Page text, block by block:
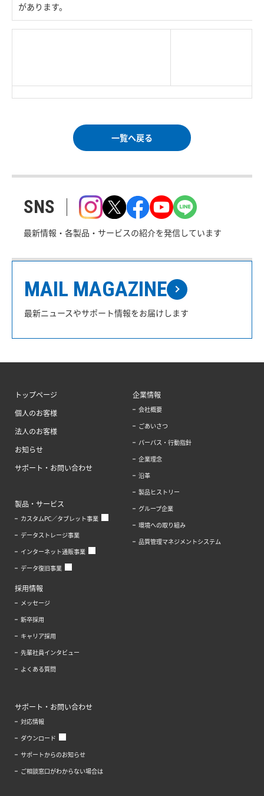
があります。
一覧へ戻る
SNS
最新情報・各製品・サービスの紹介を発信しています
MAIL MAGAZINE
最新ニュースやサポート情報をお届けします
トップページ
個人のお客様
法人のお客様
お知らせ
サポート・お問い合わせ
製品・サービス
カスタムPC／タブレット事業
データストレージ事業
インターネット通販事業
データ復旧事業
企業情報
会社概要
ごあいさつ
パーパス・行動指針
企業理念
沿革
製品ヒストリー
グループ企業
環境への取り組み
品質管理マネジメントシステム
採用情報
メッセージ
新卒採用
キャリア採用
先輩社員インタビュー
よくある質問
サポート・お問い合わせ
対応情報
ダウンロード
サポートからのお知らせ
ご相談窓口がわからない場合は